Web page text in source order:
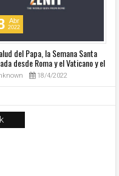
Abr
2022
del Papa, la Semana Santa
desde Roma y el Vaticano y el
de noticias en audio
18/4/2022